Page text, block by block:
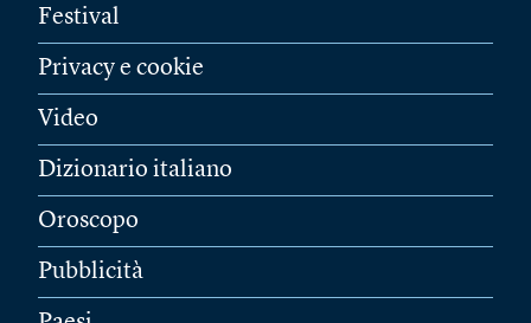
Festival
Privacy e cookie
Video
Dizionario italiano
Oroscopo
Pubblicità